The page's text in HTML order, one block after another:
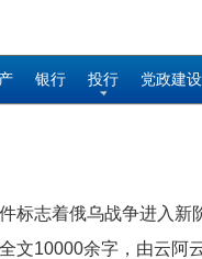
银行 投行 党政建设
标志着俄乌战争进入
文10000余字，由云阿